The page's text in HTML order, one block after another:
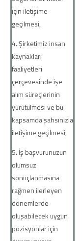
için iletişime
geçilmesi,
4. Şirketimiz insan
kaynakları
faaliyetleri
çerçevesinde işe
alım süreçlerinin
yürütülmesi ve bu
kapsamda şahsınızla
iletişime geçilmesi,
5. İş başvurunuzun
olumsuz
sonuçlanmasına
rağmen ilerleyen
dönemlerde
oluşabilecek uygun
pozisyonlar için